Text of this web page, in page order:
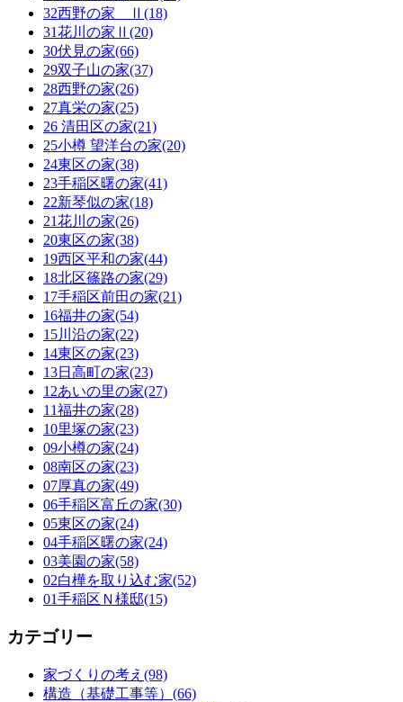
32西野の家 Ⅱ(18)
31花川の家Ⅱ(20)
30伏見の家(66)
29双子山の家(37)
28西野の家(26)
27真栄の家(25)
26 清田区の家(21)
25小樽 望洋台の家(20)
24東区の家(38)
23手稲区曙の家(41)
22新琴似の家(18)
21花川の家(26)
20東区の家(38)
19西区平和の家(44)
18北区篠路の家(29)
17手稲区前田の家(21)
16福井の家(54)
15川沿の家(22)
14東区の家(23)
13日高町の家(23)
12あいの里の家(27)
11福井の家(28)
10里塚の家(23)
09小樽の家(24)
08南区の家(23)
07厚真の家(49)
06手稲区富丘の家(30)
05東区の家(24)
04手稲区曙の家(24)
03美園の家(58)
02白樺を取り込む家(52)
01手稲区Ｎ様邸(15)
カテゴリー
家づくりの考え(98)
構造（基礎工事等）(66)